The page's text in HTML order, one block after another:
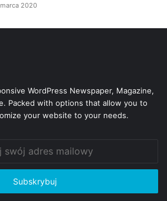
marca 2020
WordPress Newspaper, Magazine,
Packed with options that allow you to
your website to your needs.